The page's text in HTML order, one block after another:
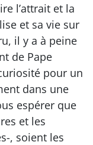
l’attrait et la
et sa vie sur
il y a à peine
de Pape
pour un
dans une
espérer que
et les
, soient les